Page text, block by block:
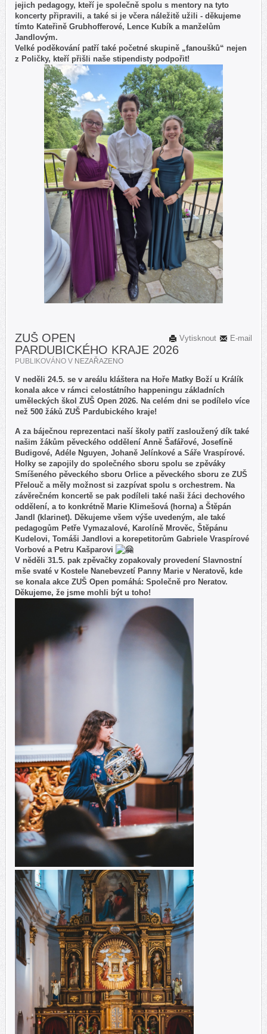
jejich pedagogy, kteří je společně spolu s mentory na tyto
koncerty připravili, a také si je včera náležitě užili - děkujeme
tímto Kateřině Grubhofferové, Lence Kubík a manželům
Jandlovým.
Velké poděkování patří také početné skupině „fanoušků“ nejen
z Poličky, kteří přišli naše stipendisty podpořit!
E-mail
Vytisknout
ZUŠ OPEN
PARDUBICKÉHO KRAJE 2026
PUBLIKOVÁNO V NEZAŘAZENO
V neděli 24.5. se v areálu kláštera na Hoře Matky Boží u Králík
konala akce v rámci celostátního happeningu základních
uměleckých škol ZUŠ Open 2026. Na celém dni se podílelo více
než 500 žáků ZUŠ Pardubického kraje!
A za báječnou reprezentaci naší školy patří zasloužený dík také
našim žákům pěveckého oddělení Anně Šafářové, Josefíně
Budigové, Adéle Nguyen, Johaně Jelínkové a Sáře Vraspírové.
Holky se zapojily do společného sboru spolu se zpěváky
Smíšeného pěveckého sboru Orlice a pěveckého sboru ze ZUŠ
Přelouč a měly možnost si zazpívat spolu s orchestrem. Na
závěrečném koncertě se pak podíleli také naši žáci dechového
oddělení, a to konkrétně Marie Klimešová (horna) a Štěpán
Jandl (klarinet). Děkujeme všem výše uvedeným, ale také
pedagogům Petře Vymazalové, Karolíně Mrověc, Štěpánu
Kudelovi, Tomáši Jandlovi a korepetitorům Gabriele Vraspírové
Vorbové a Petru Kašparovi
V něděli 31.5. pak zpěvačky zopakovaly provedení Slavnostní
mše svaté v Kostele Nanebevzetí Panny Marie v Neratově, kde
se konala akce ZUŠ Open pomáhá: Společně pro Neratov.
Děkujeme, že jsme mohli být u toho!